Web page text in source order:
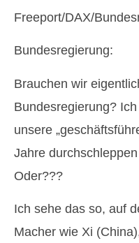
Freeport/DAX/
Bundesregierung:
Brauchen wir
Bundesregierung?
unsere
Jahre
Oder???
Ich sehe das so, auf
Macher wie Xi